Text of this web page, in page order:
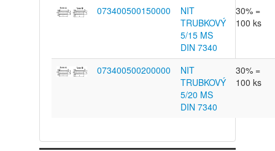
073400500150000
NIT
TRUBKOVÝ
5/15 MS
DIN 7340
30% =
100 ks
073400500200000
NIT
TRUBKOVÝ
5/20 MS
DIN 7340
30% =
100 ks